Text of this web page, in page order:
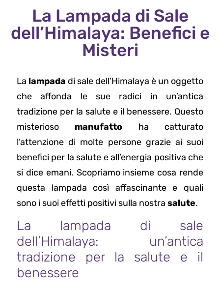
La Lampada di Sale
dell’Himalaya: Benefici e
Misteri
La lampada di sale dell’Himalaya è un oggetto
che affonda le sue radici in un’antica
tradizione per la salute e il benessere. Questo
misterioso manufatto ha catturato
l’attenzione di molte persone grazie ai suoi
benefici per la salute e all’energia positiva che
si dice emani. Scopriamo insieme cosa rende
questa lampada così affascinante e quali
sono i suoi effetti positivi sulla nostra salute.
La lampada di sale
dell’Himalaya: un’antica
tradizione per la salute e il
benessere